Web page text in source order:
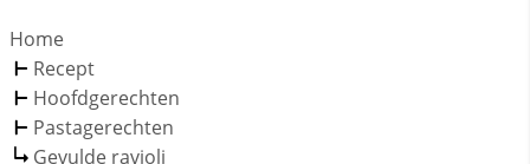
Home
Recept
Hoofdgerechten
Pastagerechten
Gevulde ravioli